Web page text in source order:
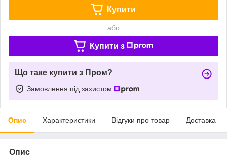
Купити
або
Купити з
Що таке купити з Пром?
Замовлення під захистом
Опис Характеристики Відгуки про товар Доставка
Опис